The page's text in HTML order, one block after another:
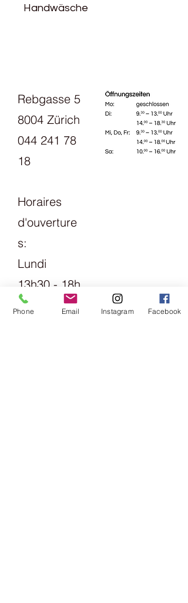
Handwäsche
Rebgasse 5
8004 Zürich
044 241 78
18
Horaires
d'ouverture
s:
Lundi
13h30 - 18h
mardi
Phone Email Instagram Facebook